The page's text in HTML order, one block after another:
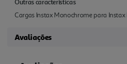
Outras características
Cargas Instax Monochrome para Instax
Avaliações